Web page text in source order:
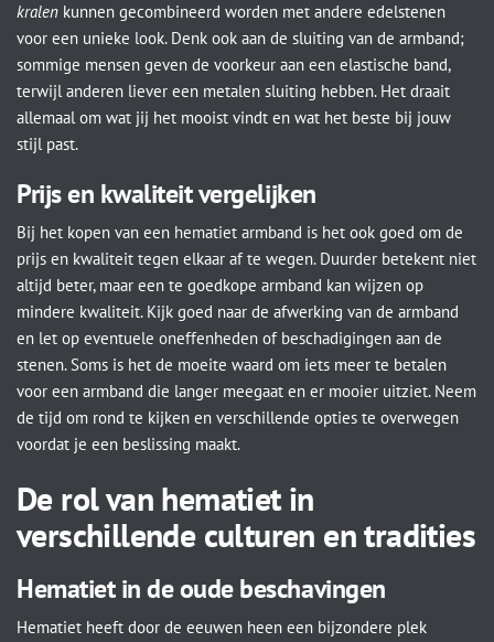
kralen kunnen gecombineerd worden met andere edelstenen
voor een unieke look. Denk ook aan de sluiting van de armband;
sommige mensen geven de voorkeur aan een elastische band,
terwijl anderen liever een metalen sluiting hebben. Het draait
allemaal om wat jij het mooist vindt en wat het beste bij jouw
stijl past.
Prijs en kwaliteit vergelijken
Bij het kopen van een hematiet armband is het ook goed om de
prijs en kwaliteit tegen elkaar af te wegen. Duurder betekent niet
altijd beter, maar een te goedkope armband kan wijzen op
mindere kwaliteit. Kijk goed naar de afwerking van de armband
en let op eventuele oneffenheden of beschadigingen aan de
stenen. Soms is het de moeite waard om iets meer te betalen
voor een armband die langer meegaat en er mooier uitziet. Neem
de tijd om rond te kijken en verschillende opties te overwegen
voordat je een beslissing maakt.
De rol van hematiet in
verschillende culturen en tradities
Hematiet in de oude beschavingen
Hematiet heeft door de eeuwen heen een bijzondere plek